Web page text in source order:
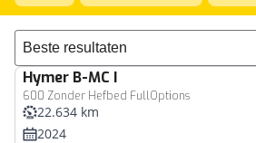
Sorteer resultaten
Hymer B-MC I
600 Zonder Hefbed FullOptions
22.634 km
2024